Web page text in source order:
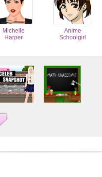
Michelle
Harper
Anime
Schoolgirl